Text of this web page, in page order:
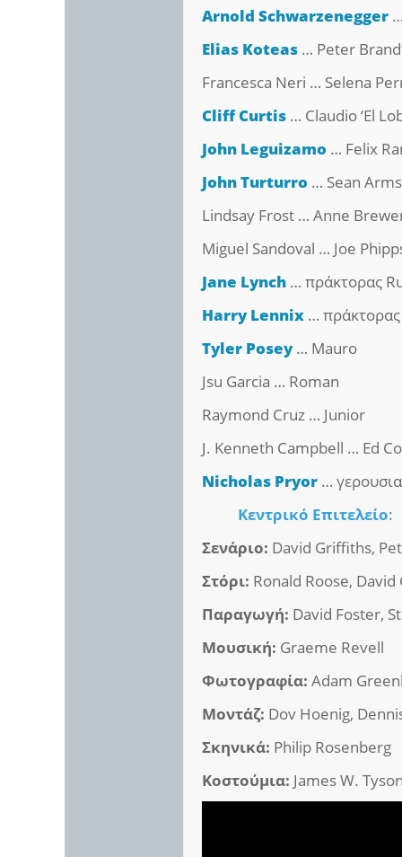
Arnold Schwarzenegger
Elias Koteas … Peter
Francesca Neri … Selena
Cliff Curtis … Claudio ‘El
John Leguizamo … Felix
John Turturro … Sean
Lindsay Frost … Anne
Miguel Sandoval … Joe
Jane Lynch … πράκτορας
Harry Lennix …
Tyler Posey… Mauro
Jsu Garcia … Roman
Raymond Cruz … Junior
J. Kenneth Campbell … Ed
Nicholas Pryor …
Κεντρικό Επιτελείο:
Σενάριο: David Griffiths,
Στόρι: Ronald Roose,
Παραγωγή: David Foster,
Μουσική: Graeme Revell
Φωτογραφία: Adam
Μοντάζ: Dov Hoenig,
Σκηνικά: Philip Rosenberg
Κοστούμια: James W.